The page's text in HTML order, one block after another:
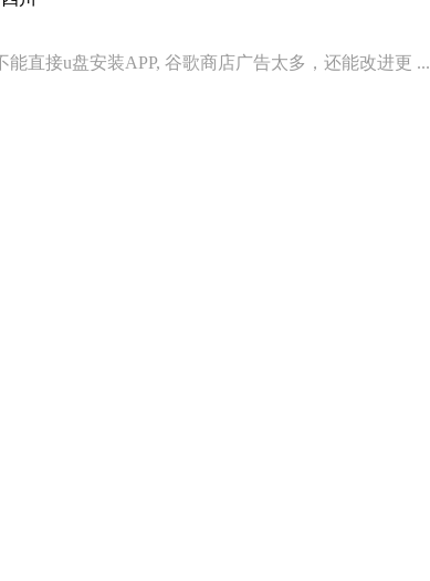
直接u盘安装APP, 谷歌商店广告太多，还能改进更 ...